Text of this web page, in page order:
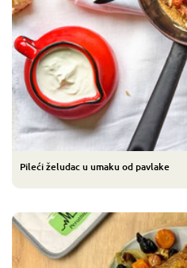
Pileći želudac u umaku od pavlake